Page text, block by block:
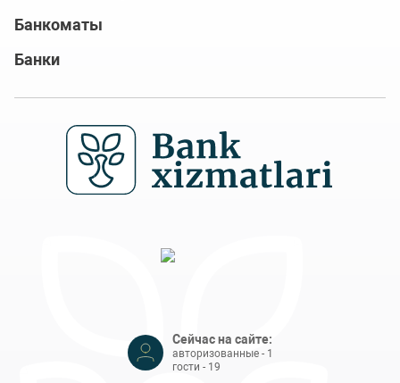
Банкоматы
Банки
Сейчас на сайте:
авторизованные - 1
гости - 19